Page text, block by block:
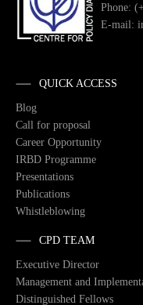
Phone:
E-mail:
QUICK ACCESS
Blog
Call for proposal
Career Opportunity
IRBD Programme
Presentations
Publications
Whistleblowing
CPD TEAM
Executive Director
Management and
Distinguished Fellows